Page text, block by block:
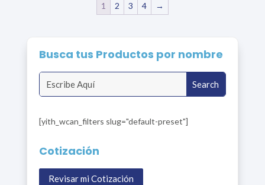
1 2 3 4 →
Busca tus Productos por nombre
[yith_wcan_filters slug="default-preset"]
Cotización
Revisar mi Cotización